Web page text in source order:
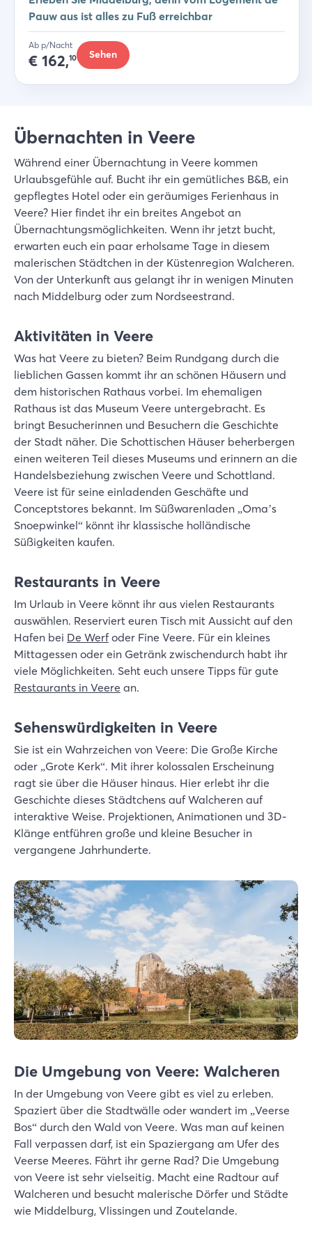
Pauw aus ist alles zu Fuß erreichbar
Ab p/Nacht
€ 162,10 Sehen
Übernachten in Veere
Während einer Übernachtung in Veere kommen
Urlaubsgefühle auf. Bucht ihr ein gemütliches B&B, ein
gepflegtes Hotel oder ein geräumiges Ferienhaus in
Veere? Hier findet ihr ein breites Angebot an
Übernachtungsmöglichkeiten. Wenn ihr jetzt bucht,
erwarten euch ein paar erholsame Tage in diesem
malerischen Städtchen in der Küstenregion Walcheren.
Von der Unterkunft aus gelangt ihr in wenigen Minuten
nach Middelburg oder zum Nordseestrand.
Aktivitäten in Veere
Was hat Veere zu bieten? Beim Rundgang durch die
lieblichen Gassen kommt ihr an schönen Häusern und
dem historischen Rathaus vorbei. Im ehemaligen
Rathaus ist das Museum Veere untergebracht. Es
bringt Besucherinnen und Besuchern die Geschichte
der Stadt näher. Die Schottischen Häuser beherbergen
einen weiteren Teil dieses Museums und erinnern an die
Handelsbeziehung zwischen Veere und Schottland.
Veere ist für seine einladenden Geschäfte und
Conceptstores bekannt. Im Süßwarenladen „Oma’s
Snoepwinkel“ könnt ihr klassische holländische
Süßigkeiten kaufen.
Restaurants in Veere
Im Urlaub in Veere könnt ihr aus vielen Restaurants
auswählen. Reserviert euren Tisch mit Aussicht auf den
Hafen bei De Werfoder Fine Veere. Für ein kleines
Mittagessen oder ein Getränk zwischendurch habt ihr
viele Möglichkeiten. Seht euch unsere Tipps für gute
Restaurants in Veere an.
Sehenswürdigkeiten in Veere
Sie ist ein Wahrzeichen von Veere: Die Große Kirche
oder „Grote Kerk“. Mit ihrer kolossalen Erscheinung
ragt sie über die Häuser hinaus. Hier erlebt ihr die
Geschichte dieses Städtchens auf Walcheren auf
interaktive Weise. Projektionen, Animationen und 3D-
Klänge entführen große und kleine Besucher in
vergangene Jahrhunderte.
Die Umgebung von Veere: Walcheren
In der Umgebung von Veere gibt es viel zu erleben.
Spaziert über die Stadtwälle oder wandert im „Veerse
Bos“ durch den Wald von Veere. Was man auf keinen
Fall verpassen darf, ist ein Spaziergang am Ufer des
Veerse Meeres. Fährt ihr gerne Rad? Die Umgebung
von Veere ist sehr vielseitig. Macht eine Radtour auf
Walcheren und besucht malerische Dörfer und Städte
wie Middelburg, Vlissingen und Zoutelande.